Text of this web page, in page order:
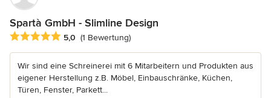
Spartà GmbH - Slimline Design
Durchschnittliche Bewertung: 5 von 5 Sternen
5,0 (1 Bewertung)
Wir sind eine Schreinerei mit 6 Mitarbeitern und Produkten aus
eigener Herstellung z.B. Möbel, Einbauschränke, Küchen,
Türen, Fenster, Parkett...